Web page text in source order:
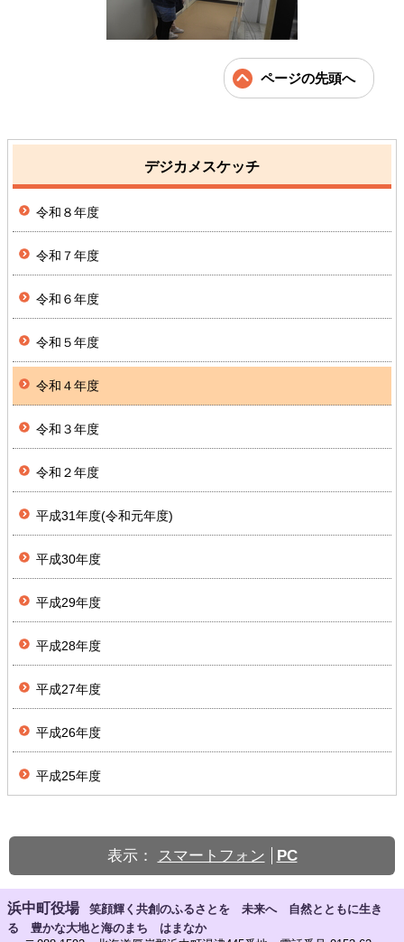
ページの先頭へ
デジカメスケッチ
令和８年度
令和７年度
令和６年度
令和５年度
令和４年度
令和３年度
令和２年度
平成31年度(令和元年度)
平成30年度
平成29年度
平成28年度
平成27年度
平成26年度
平成25年度
表示： スマートフォン PC
浜中町役場
笑顔輝く共創のふるさとを 未来へ 自然とともに生き
る 豊かな大地と海のまち はまなか